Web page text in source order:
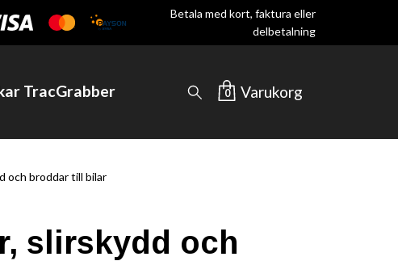
Betala med kort, faktura eller
delbetalning
TracGrabber 0 Varukorg
och broddar till bilar
slirskydd och